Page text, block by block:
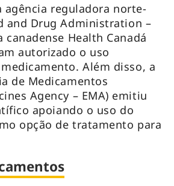
agência reguladora norte-
and Drug Administration –
canadense Health Canadá
autorizado o uso
Além disso, a
de Medicamentos
Agency – EMA) emitiu
apoiando o uso do
opção de tratamento para